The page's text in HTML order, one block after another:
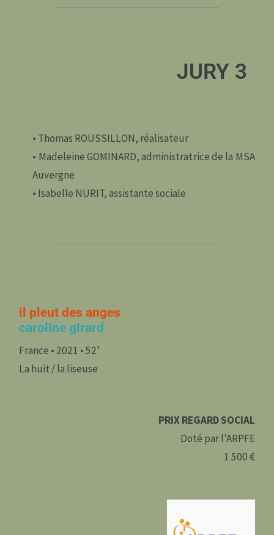
JURY 3
• Thomas ROUSSILLON, réalisateur
• Madeleine GOMINARD, administratrice de la MSA
Auvergne
• Isabelle NURIT, assistante sociale
il pleut des anges
caroline girard
France • 2021 • 52’
La huit / la liseuse
PRIX REGARD SOCIAL
Doté par l’ARPFE
1 500 €